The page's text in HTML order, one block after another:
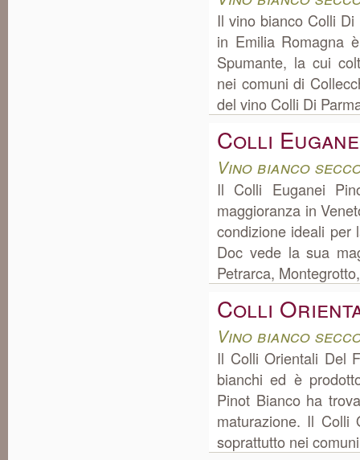
Il vino bianco Colli
in Emilia Romagna
Spumante, la cui
nei comuni di
del vino Colli Di
Colli
Vino bianco
Il Colli Euganei
maggioranza in
condizione ideali per
Doc vede la sua
Petrarca,
Colli
Vino bianco
Il Colli Orientali Del
bianchi ed è
Pinot Bianco ha
maturazione. Il Colli
soprattutto nei